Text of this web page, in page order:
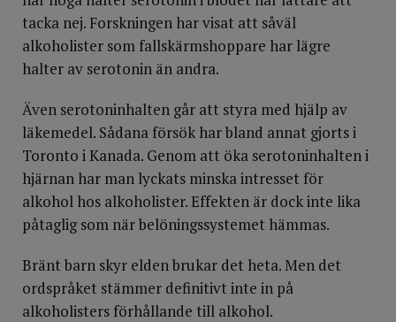
tacka nej. Forskningen har visat att såväl
alkoholister som fallskärmshoppare har lägre
halter av serotonin än andra.
Även serotoninhalten går att styra med hjälp av
läkemedel. Sådana försök har bland annat gjorts i
Toronto i Kanada. Genom att öka serotoninhalten i
hjärnan har man lyckats minska intresset för
alkohol hos alkoholister. Effekten är dock inte lika
påtaglig som när belöningssystemet hämmas.
Bränt barn skyr elden brukar det heta. Men det
ordspråket stämmer definitivt inte in på
alkoholisters förhållande till alkohol.